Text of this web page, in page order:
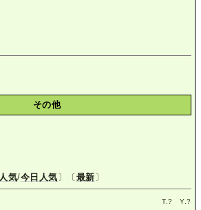
その他
人気/今日人気 〕〔 最新 〕
T.? Y.?